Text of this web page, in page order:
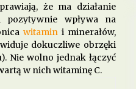
pomagają w walce z
ago
że ma działanie
pozytywnie wpływa na
witamini minerałów,
dokuczliwe obrzęki
Nie wolno jednak łączyć
w nich witaminę C.